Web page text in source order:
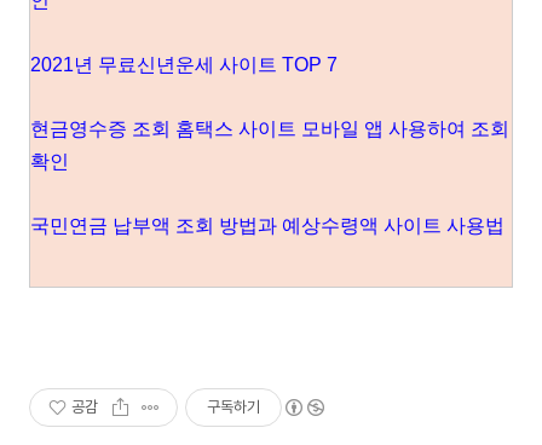
2021년 무료신년운세 사이트 TOP 7
현금영수증 조회 홈택스 사이트 모바일 앱 사용하여 조회
확인
국민연금 납부액 조회 방법과 예상수령액 사이트 사용법
공감 구독하기